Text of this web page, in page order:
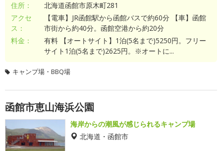
住所：
北海道函館市原木町281
アクセ
ス：
【電車】JR函館駅から函館バスで約60分 【車】函館
市街から約40分。函館空港から約20分
料金：
有料 【オートサイト】1泊(5名まで)5250円。フリー
サイト1泊(5名まで)2625円。※オートに...
キャンプ場・BBQ場
函館市恵山海浜公園
海岸からの潮風が感じられるキャンプ場
北海道・函館市